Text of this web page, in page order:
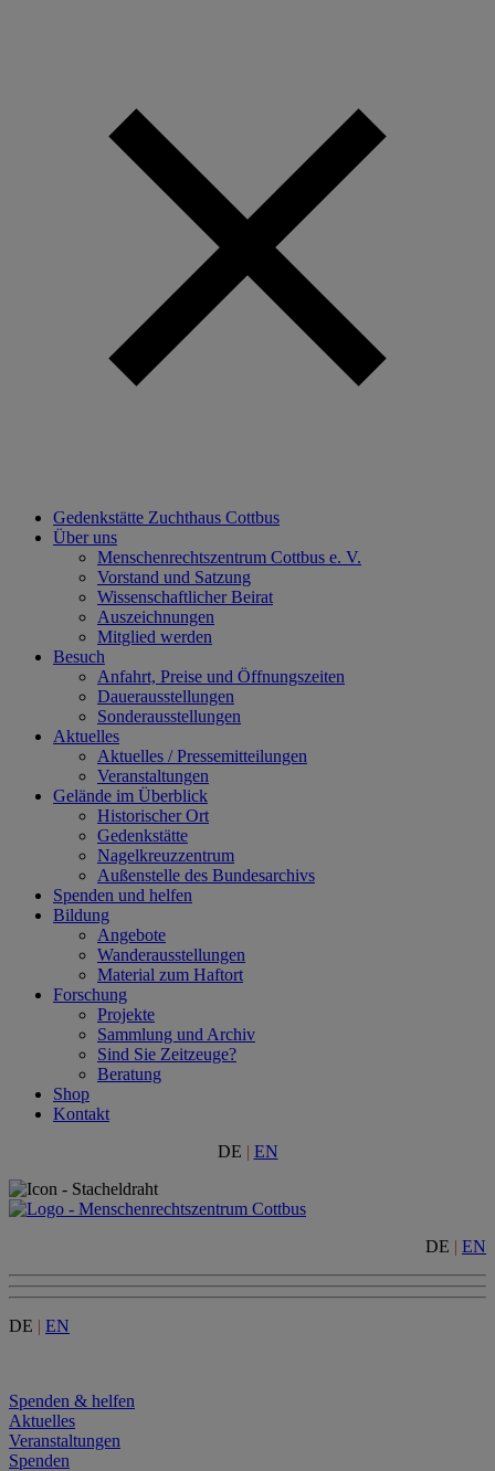
Gedenkstätte Zuchthaus Cottbus
Über uns
Menschenrechtszentrum Cottbus e. V.
Vorstand und Satzung
Wissenschaftlicher Beirat
Auszeichnungen
Mitglied werden
Besuch
Anfahrt, Preise und Öffnungszeiten
Dauerausstellungen
Sonderausstellungen
Aktuelles
Aktuelles / Pressemitteilungen
Veranstaltungen
Gelände im Überblick
Historischer Ort
Gedenkstätte
Nagelkreuzzentrum
Außenstelle des Bundesarchivs
Spenden und helfen
Bildung
Angebote
Wanderausstellungen
Material zum Haftort
Forschung
Projekte
Sammlung und Archiv
Sind Sie Zeitzeuge?
Beratung
Shop
Kontakt
DE | EN
DE | EN
DE | EN
Spenden & helfen
Aktuelles
Veranstaltungen
Spenden